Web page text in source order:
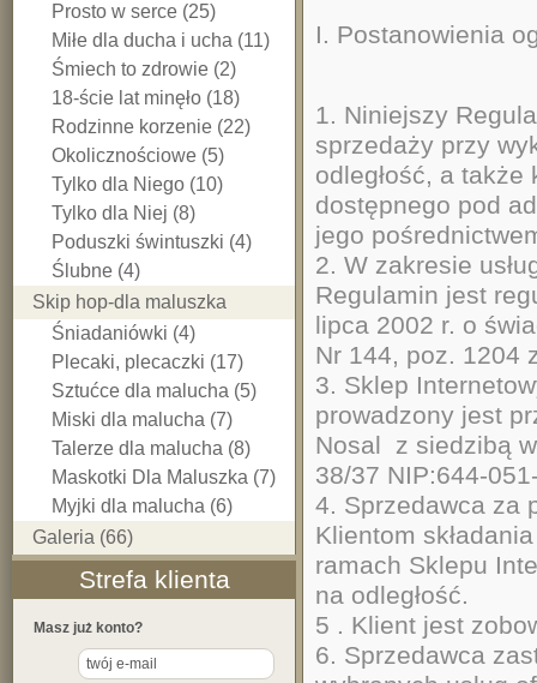
Prosto w serce (25)
Miłe dla ducha i ucha (11)
Śmiech to zdrowie (2)
18-ście lat minęło (18)
Rodzinne korzenie (22)
Okolicznościowe (5)
Tylko dla Niego (10)
Tylko dla Niej (8)
Poduszki świntuszki (4)
Ślubne (4)
Skip hop-dla maluszka
Śniadaniówki (4)
Plecaki, plecaczki (17)
Sztućce dla malucha (5)
Miski dla malucha (7)
Talerze dla malucha (8)
Maskotki Dla Maluszka (7)
Myjki dla malucha (6)
Galeria (66)
Strefa klienta
Masz już konto?
I. Postanowienia
1. Niniejszy
sprzedaży przy
odległość, a
dostępnego pod
jego
2. W zakresie
Regulamin jest
lipca 2002 r. o
Nr 144, poz. 1204
3. Sklep
prowadzony jest
Nosal z siedzibą
38/37 NIP:644-
4. Sprzedawca za
Klientom
ramach Sklepu
na
5 . Klient jest
6. Sprzedawca